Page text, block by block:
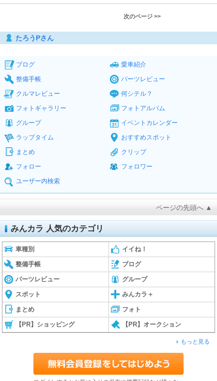
次のページ >>
たろうPさん
ブログ
愛車紹介
整備手帳
パーツレビュー
クルマレビュー
何シテル？
フォトギャラリー
フォトアルバム
グループ
イベントカレンダー
ラップタイム
おすすめスポット
まとめ
クリップ
フォロー
フォロワー
ユーザー内検索
ページの先頭へ ▲
みんカラ 人気のカテゴリ
車種別 イイね！
整備手帳 ブログ
パーツレビュー グループ
スポット みんカラ＋
まとめ フォト
【PR】ショッピング 【PR】オークション
もっと見る